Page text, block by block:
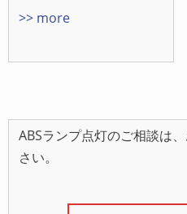
>> more
ABSランプ点灯のご相談は
さい。